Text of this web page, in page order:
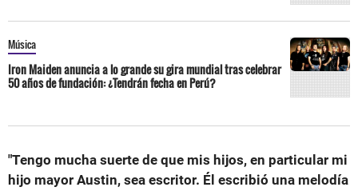
Música
Iron Maiden anuncia a lo grande su gira mundial tras celebrar
50 años de fundación: ¿Tendrán fecha en Perú?
"Tengo mucha suerte de que mis hijos, en particular mi
hijo mayor Austin, sea escritor. Él escribió una melodía